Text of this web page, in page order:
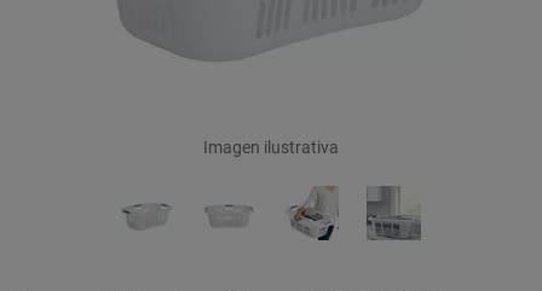
Imagen ilustrativa